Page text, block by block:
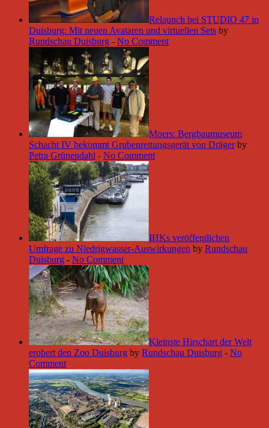
Relaunch bei STUDIO 47 in
Duisburg: Mit neuen Avataren und virtuellen Sets by
Rundschau Duisburg - No Comment
Moers: Bergbaumuseum
Schacht IV bekommt Grubenrettungsgerät von Dräger by
Petra Grünendahl - No Comment
IHKs veröffentlichen
Umfrage zu Niedrigwasser-Auswirkungen by Rundschau
Duisburg - No Comment
Kleinste Hirschart der Welt
erobert den Zoo Duisburg by Rundschau Duisburg - No
Comment